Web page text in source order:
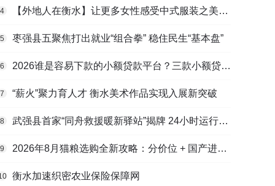
4 【外地人在衡水】让更多女性感受中式服装之美——山东人蒋静静的在衡创业路
5 枣强县五聚焦打出就业“组合拳” 稳住民生“基本盘”
6 2026谁是容易下款的小额贷款平台？三款小额贷款产品全面对比
7 “薪火”聚力育人才 衡水美术作品实现入展新突破
8 武强县首家“同舟救援暖新驿站”揭牌 24小时运行守护户外劳动者
9 2026年8月猫粮选购全新攻略：分价位 + 国产进口测评，幼猫 / 成猫 / 老年猫适配，口碑好粮
衡水加速织密农业保险保障网